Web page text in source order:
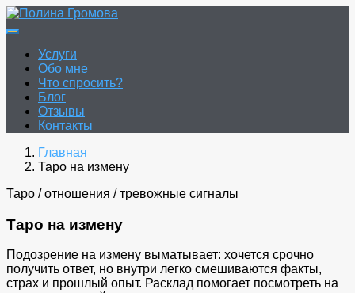
Перейти
к
Услуги
Обо мне
Что спросить?
Блог
Отзывы
Контакты
Главная
Таро на измену
Таро / отношения / тревожные сигналы
Таро на измену
Подозрение на измену выматывает: хочется срочно
получить ответ, но внутри легко смешиваются факты,
страх и прошлый опыт. Расклад помогает посмотреть на